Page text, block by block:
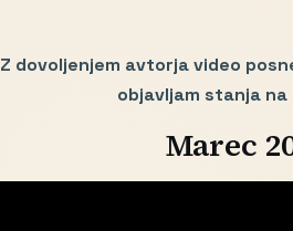
Z dovoljenjem avtorja video
objavljam stanja na
Marec